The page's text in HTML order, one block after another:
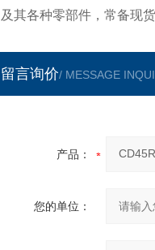
及其各种零部件，常备现
留言询价/ MESSAGE
产品：
您的单位：